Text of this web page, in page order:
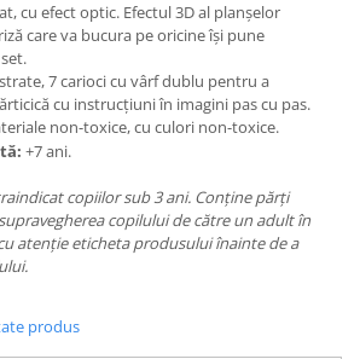
cu efect optic. Efectul 3D al planșelor
care va bucura pe oricine își pune
7 carioci cu vârf dublu pentru a
cu instrucţiuni în imagini pas cu pas.
non-toxice, cu culori non-toxice.
+7 ani.
copiilor sub 3 ani. Conține părți
copilului de către un adult în
atenție eticheta produsului înainte de a
produs